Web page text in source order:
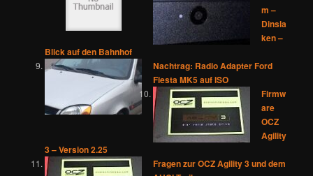
m –
Dinsla
ken –
Blick auf den Bahnhof
Nachtrag: Radio Adapter Ford
Fiesta MK5 auf ISO
Firmw
are
OCZ
Agility
3 – Version 2.25
Fragen zur OCZ Agility 3 und dem